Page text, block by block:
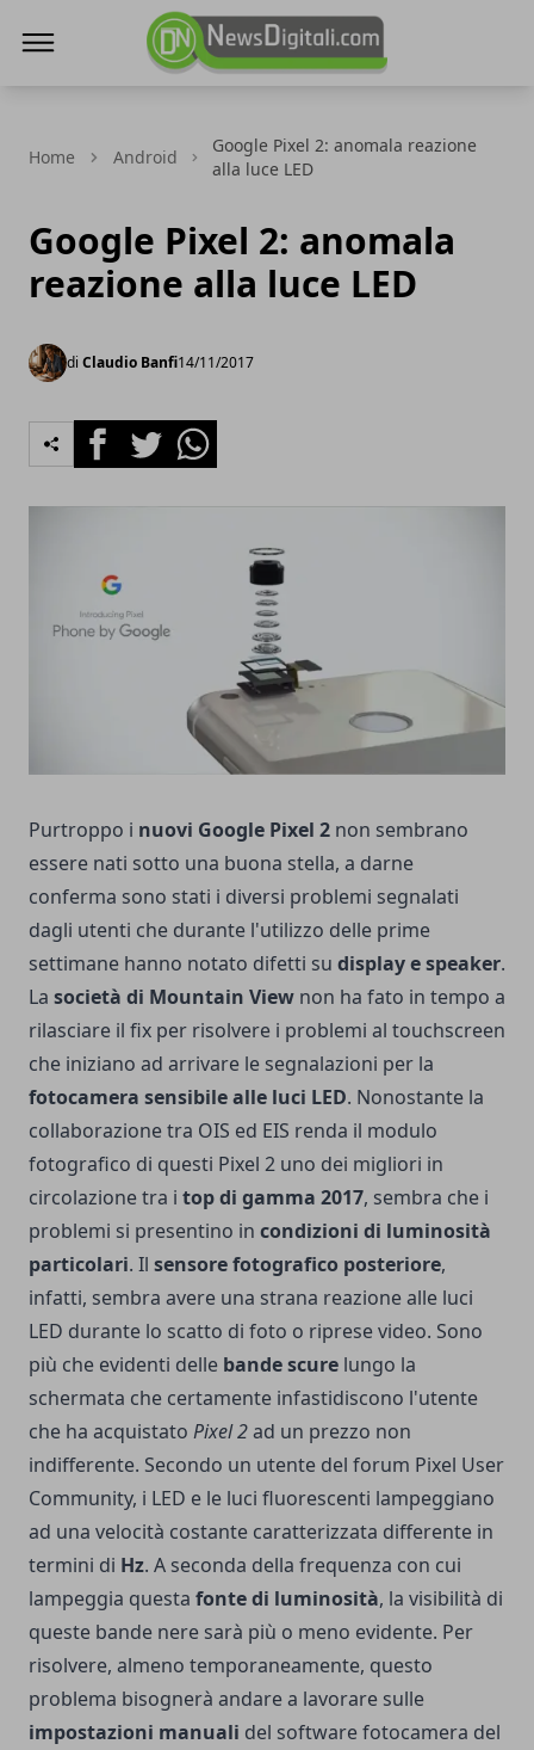
Home Android
Google Pixel 2: anomala reazione
alla luce LED
Google Pixel 2: anomala
reazione alla luce LED
di Claudio Banfi14/11/2017
FacebookTwitterWhatsapp
Purtroppo i nuovi Google Pixel 2 non sembrano
essere nati sotto una buona stella, a darne
conferma sono stati i diversi problemi segnalati
dagli utenti che durante l'utilizzo delle prime
settimane hanno notato difetti su display e speaker.
La società di Mountain View non ha fato in tempo a
rilasciare il fix per risolvere i problemi al touchscreen
che iniziano ad arrivare le segnalazioni per la
fotocamera sensibile alle luci LED. Nonostante la
collaborazione tra OIS ed EIS renda il modulo
fotografico di questi Pixel 2 uno dei migliori in
circolazione tra i top di gamma 2017, sembra che i
problemi si presentino in condizioni di luminosità
particolari. Il sensore fotografico posteriore,
infatti, sembra avere una strana reazione alle luci
LED durante lo scatto di foto o riprese video. Sono
più che evidenti delle bande scure lungo la
schermata che certamente infastidiscono l'utente
che ha acquistato Pixel 2ad un prezzo non
indifferente. Secondo un utente del forum Pixel User
Community, i LED e le luci fluorescenti lampeggiano
ad una velocità costante caratterizzata differente in
termini di Hz. A seconda della frequenza con cui
lampeggia questa fonte di luminosità, la visibilità di
queste bande nere sarà più o meno evidente. Per
risolvere, almeno temporaneamente, questo
problema bisognerà andare a lavorare sulle
impostazioni manuali del software fotocamera del